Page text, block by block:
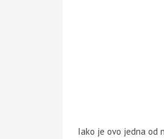
Iako je ovo jedna od